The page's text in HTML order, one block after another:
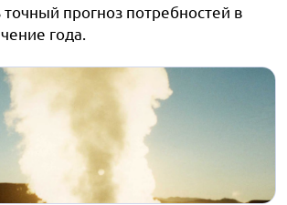
точный прогноз потребностей в
года.